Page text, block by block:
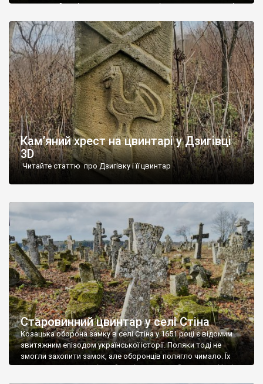
радянський період у ньому спочатку містилася школа, потім
століття тут розмістили туберкульозну лікарню. Коли із
палацу виїхала лікарня – ми точно не […]
Кам’яний хрест на цвинтарі у Дзигівці
3D
Читайте статтю про Дзигівку і її цвинтар
Старовинний цвинтар у селі Стіна
Козацька оборона замку в селі Стіна у 1651 році є відомим
звитяжним епізодом української історії. Поляки тоді не
змогли захопити замок, але оборонців полягло чимало. Їх
поховали на цвинтарі, який тоді називався Замковим. Нині на